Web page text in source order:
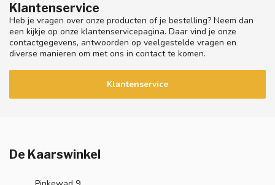
Klantenservice
Heb je vragen over onze producten of je bestelling? Neem dan
een kijkje op onze klantenservicepagina. Daar vind je onze
contactgegevens, antwoorden op veelgestelde vragen en
diverse manieren om met ons in contact te komen.
Klantenservice
De Kaarswinkel